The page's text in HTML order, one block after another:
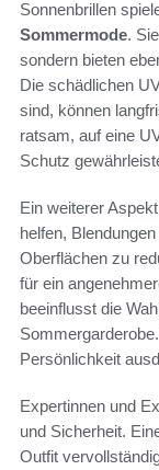
Sonnenbrillen
Sommermode.
sondern bieten
Die schädlichen
sind, können
ratsam, auf eine
Schutz
Ein weiterer
helfen,
Oberflächen zu
für ein
beeinflusst die
Persönlichkeit
Expertinnen und
und Sicherheit.
Outfit